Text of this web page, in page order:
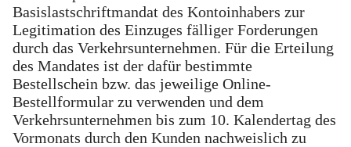
Basislastschriftmandat des Kontoinhabers zur
Legitimation des Einzuges fälliger Forderungen
durch das Verkehrsunternehmen. Für die Erteilung
des Mandates ist der dafür bestimmte
Bestellschein bzw. das jeweilige Online-
Bestellformular zu verwenden und dem
Verkehrsunternehmen bis zum 10. Kalendertag des
Vormonats durch den Kunden nachweislich zu